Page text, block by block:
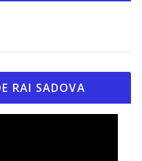
RAI SADOVA